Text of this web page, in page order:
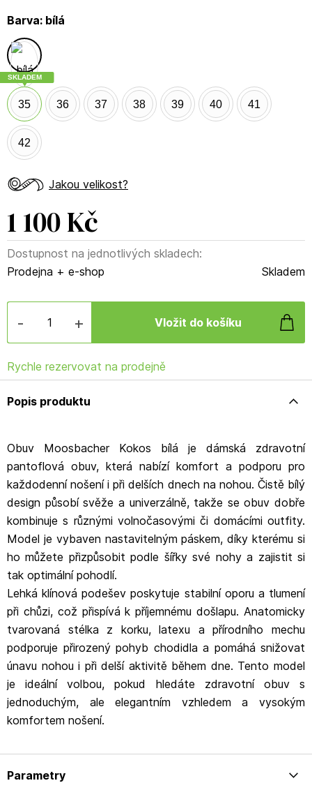
Barva: bílá
35
SKLADEM
36 37 38 39 40 41
42
Jakou velikost?
1 100 Kč
Dostupnost na jednotlivých skladech:
Prodejna + e-shop
Skladem
- +
Rychle rezervovat na prodejně
Popis produktu
Obuv Moosbacher Kokos bílá je dámská zdravotní
pantoflová obuv, která nabízí komfort a podporu pro
každodenní nošení i při delších dnech na nohou. Čistě bílý
design působí svěže a univerzálně, takže se obuv dobře
kombinuje s různými volnočasovými či domácími outfity.
Model je vybaven nastavitelným páskem, díky kterému si
ho můžete přizpůsobit podle šířky své nohy a zajistit si
tak optimální pohodlí.
Lehká klínová podešev poskytuje stabilní oporu a tlumení
při chůzi, což přispívá k příjemnému došlapu. Anatomicky
tvarovaná stélka z korku, latexu a přírodního mechu
podporuje přirozený pohyb chodidla a pomáhá snižovat
únavu nohou i při delší aktivitě během dne. Tento model
je ideální volbou, pokud hledáte zdravotní obuv s
jednoduchým, ale elegantním vzhledem a vysokým
komfortem nošení.
Parametry